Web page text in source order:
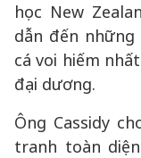
học New
dẫn đến
cá voi hiếm
đại dương.
Ông Cassidy
tranh toàn